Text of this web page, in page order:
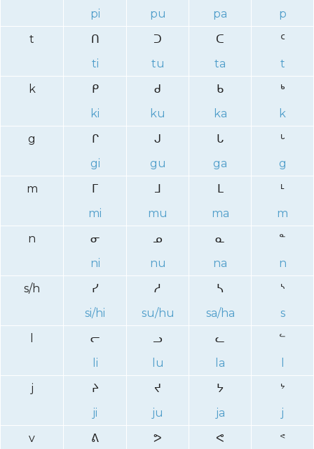
pi
pu pa
p
t
ᑎ ᑐ ᑕ
ᑦ
ti
tu ta
t
k
ᑭ ᑯ ᑲ
ᒃ
ki
ku ka
k
g
ᒋ ᒍ ᒐ
ᒡ
gi
gu ga
g
m
ᒥ ᒧ ᒪ
ᒻ
mi
mu ma
m
n
ᓂ ᓄ ᓇ
ᓐ
ni
nu na
n
s/h
ᓯ ᓱ ᓴ
ᔅ
si/hi
su/hu sa/ha
s
ᓕ ᓗ ᓚ
ᓪ
li
lu la
j
ᔨ ᔪ ᔭ
ᔾ
ji
ju ja
j
v
ᕕ ᕗ ᕙ
ᕝ